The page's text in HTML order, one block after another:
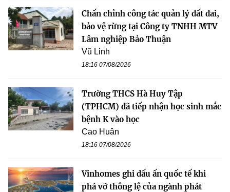
Chấn chỉnh công tác quản lý đất đai,
bảo vệ rừng tại Công ty TNHH MTV
Lâm nghiệp Bảo Thuận
Vũ Linh
18:16 07/08/2026
Trường THCS Hà Huy Tập
(TPHCM) đã tiếp nhận học sinh mắc
bệnh K vào học
Cao Huân
18:16 07/08/2026
Vinhomes ghi dấu ấn quốc tế khi
phá vỡ thông lệ của ngành phát